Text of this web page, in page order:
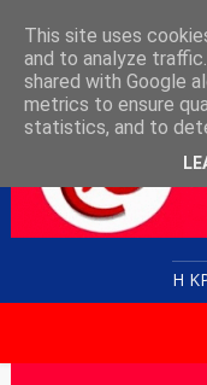
Η
This site uses
and to analyze
shared with Google
metrics to ensure
statistics, and to